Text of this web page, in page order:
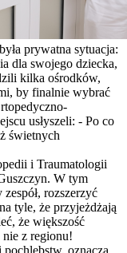
prywatna sytuacja:
dla swojego dziecka,
kilka ośrodków,
by finalnie wybrać
usłyszeli: - Po co
świetnych
i Traumatologii
W tym
rozszerzyć
tyle, że przyjeżdżają
że większość
nie z regionu!
oznacza